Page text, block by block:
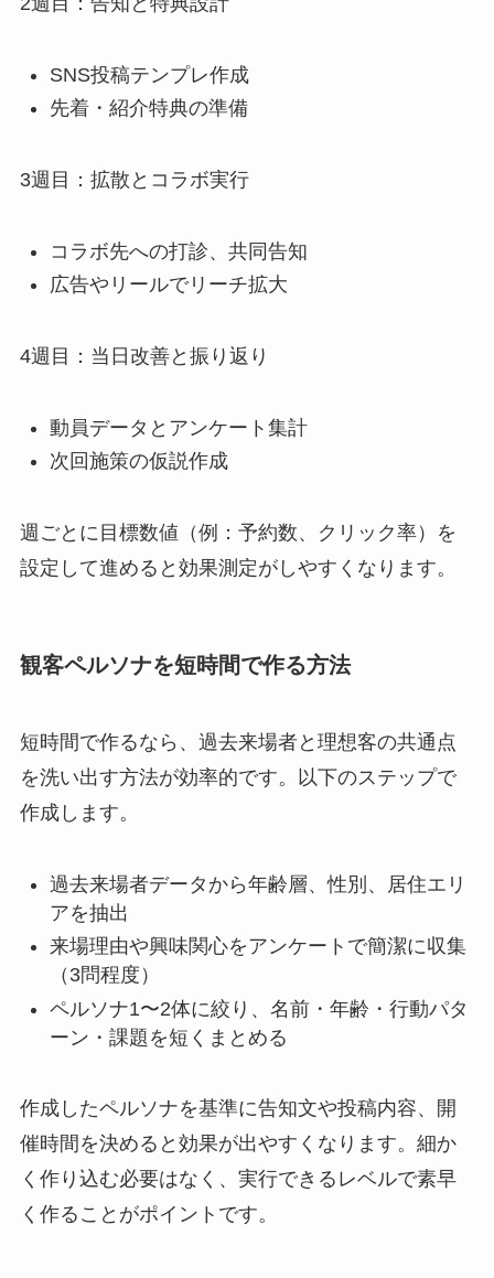
SNS投稿テンプレ作成
先着・紹介特典の準備
3週目：拡散とコラボ実行
コラボ先への打診、共同告知
広告やリールでリーチ拡大
4週目：当日改善と振り返り
動員データとアンケート集計
次回施策の仮説作成
週ごとに目標数値（例：予約数、クリック率）を
設定して進めると効果測定がしやすくなります。
観客ペルソナを短時間で作る方法
短時間で作るなら、過去来場者と理想客の共通点
を洗い出す方法が効率的です。以下のステップで
作成します。
過去来場者データから年齢層、性別、居住エリ
アを抽出
来場理由や興味関心をアンケートで簡潔に収集
（3問程度）
ペルソナ1〜2体に絞り、名前・年齢・行動パタ
ーン・課題を短くまとめる
作成したペルソナを基準に告知文や投稿内容、開
催時間を決めると効果が出やすくなります。細か
く作り込む必要はなく、実行できるレベルで素早
く作ることがポイントです。